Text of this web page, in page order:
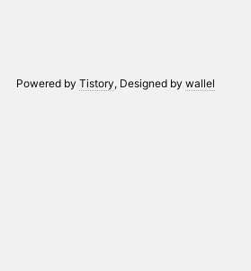
Powered byTistory, Designed bywallel